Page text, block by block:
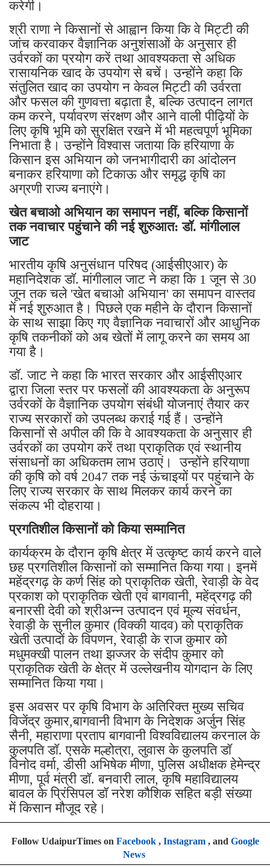
करेगी।
श्री राणा ने किसानों से आह्वान किया कि वे मिट्टी की
जांच करवाकर वैज्ञानिक अनुशंसाओं के अनुसार ही
उर्वरकों का प्रयोग करें तथा आवश्यकता से अधिक
रासायनिक खाद के उपयोग से बचें। उन्होंने कहा कि
संतुलित खाद का उपयोग न केवल मिट्टी की उर्वरता
और फसल की गुणवत्ता बढ़ाता है, बल्कि उत्पादन लागत
कम करने, पर्यावरण संरक्षण और आने वाली पीढ़ियों के
लिए कृषि भूमि को सुरक्षित रखने में भी महत्वपूर्ण भूमिका
निभाता है। उन्होंने विश्वास जताया कि हरियाणा के
किसान इस अभियान को जनभागीदारी का आंदोलन
बनाकर हरियाणा को टिकाऊ और समृद्ध कृषि का
अग्रणी राज्य बनाएंगे।
खेत बचाओ अभियान का समापन नहीं, बल्कि किसानों
तक नवाचार पहुंचाने की नई शुरुआत: डॉ. मांगीलाल
जाट
भारतीय कृषि अनुसंधान परिषद (आईसीएआर) के
महानिदेशक डॉ. मांगीलाल जाट ने कहा कि 1 जून से 30
जून तक चले 'खेत बचाओ अभियान' का समापन वास्तव
में नई शुरुआत है। पिछले एक महीने के दौरान किसानों
के साथ साझा किए गए वैज्ञानिक नवाचारों और आधुनिक
कृषि तकनीकों को अब खेतों में लागू करने का समय आ
गया है।
डॉ. जाट ने कहा कि भारत सरकार और आईसीएआर
द्वारा जिला स्तर पर फसलों की आवश्यकता के अनुरूप
उर्वरकों के वैज्ञानिक उपयोग संबंधी योजनाएं तैयार कर
राज्य सरकारों को उपलब्ध कराई गई हैं। उन्होंने
किसानों से अपील की कि वे आवश्यकता के अनुसार ही
उर्वरकों का उपयोग करें तथा प्राकृतिक एवं स्थानीय
संसाधनों का अधिकतम लाभ उठाएं। उन्होंने हरियाणा
की कृषि को वर्ष 2047 तक नई ऊंचाइयों पर पहुंचाने के
लिए राज्य सरकार के साथ मिलकर कार्य करने का
संकल्प भी दोहराया।
प्रगतिशील किसानों को किया सम्मानित
कार्यक्रम के दौरान कृषि क्षेत्र में उत्कृष्ट कार्य करने वाले
छह प्रगतिशील किसानों को सम्मानित किया गया। इनमें
महेंद्रगढ़ के कर्ण सिंह को प्राकृतिक खेती, रेवाड़ी के वेद
प्रकाश को प्राकृतिक खेती एवं बागवानी, महेंद्रगढ़ की
बनारसी देवी को श्रीअन्न उत्पादन एवं मूल्य संवर्धन,
रेवाड़ी के सुनील कुमार (विक्की यादव) को प्राकृतिक
खेती उत्पादों के विपणन, रेवाड़ी के राज कुमार को
मधुमक्खी पालन तथा झज्जर के संदीप कुमार को
प्राकृतिक खेती के क्षेत्र में उल्लेखनीय योगदान के लिए
सम्मानित किया गया।
इस अवसर पर कृषि विभाग के अतिरिक्त मुख्य सचिव
विजेंद्र कुमार,बागवानी विभाग के निदेशक अर्जुन सिंह
सैनी, महाराणा प्रताप बागवानी विश्वविद्यालय करनाल के
कुलपति डॉ. एसके मल्होत्रा, लुवास के कुलपति डॉ
विनोद वर्मा, डीसी अभिषेक मीणा, पुलिस अधीक्षक हेमेन्द्र
मीणा, पूर्व मंत्री डॉ. बनवारी लाल, कृषि महाविद्यालय
बावल के प्रिंसिपल डॉ नरेश कौशिक सहित बड़ी संख्या
में किसान मौजूद रहे।
Follow UdaipurTimes on Facebook, Instagram, and Google
News